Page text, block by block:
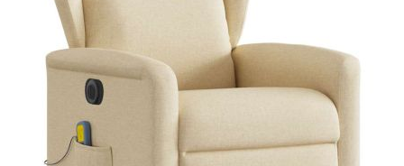
Височина на подлакътника от
56 см
Размери на седалката:
78 x 95 x 100 см (Ш x Д x В)
Входно напрежение:
DC 5V
Размери в легнало положение:
Пълнежен материал:
Дунапрен, PP влакна
Вид масаж:
6-точков вибрационен масаж
Макс. капацитет на тегло:
110 кг
Входящ ток: